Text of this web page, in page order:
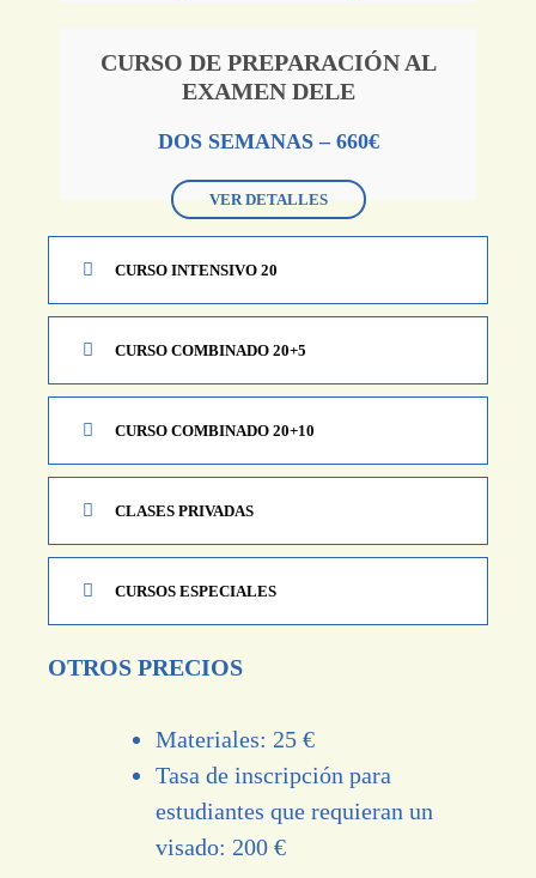
CURSO DE PREPARACIÓN AL
EXAMEN DELE
DOS SEMANAS – 660€
VER DETALLES
CURSO INTENSIVO 20
CURSO COMBINADO 20+5
CURSO COMBINADO 20+10
CLASES PRIVADAS
CURSOS ESPECIALES
OTROS PRECIOS
Materiales: 25 €
Tasa de inscripción para
estudiantes que requieran un
visado: 200 €